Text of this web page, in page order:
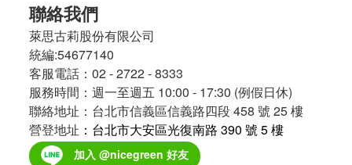
聯絡我們
萊思古莉股份有限公司
統編:54677140
客服電話：02 - 2722 - 8333
服務時間：週一至週五 10:00 - 17:30 (例假日休)
聯絡地址：台北市信義區信義路四段 458 號 25 樓
營登地址 ：台北市大安區光復南路 390 號 5 樓
加入 @nicegreen 好友